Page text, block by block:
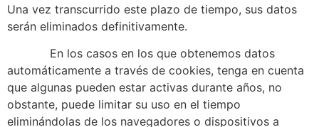
Una vez transcurrido este plazo de tiempo, sus datos
serán eliminados definitivamente.
En los casos en los que obtenemos datos
automáticamente a través de cookies, tenga en cuenta
que algunas pueden estar activas durante años, no
obstante, puede limitar su uso en el tiempo
eliminándolas de los navegadores o dispositivos a